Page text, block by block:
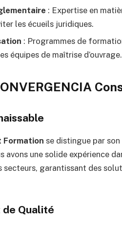
: Expertise en
les écueils juridiques.
: Programmes de
équipes de maîtrise d’ouvrage.
Formation se distingue par
avons une solide expérience
secteurs, garantissant des
Qualité